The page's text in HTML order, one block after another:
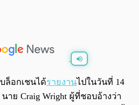
0:00 / 0:00
ล็อกเชนได้รายงานไปในวันที่ 14
าย Craig Wright ผู้ที่ชอบอ้างว่า